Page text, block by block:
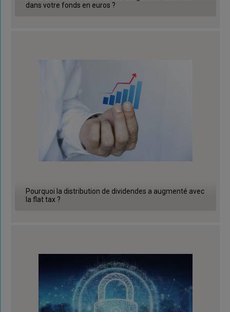
dans votre fonds en euros ?
Pourquoi la distribution de dividendes a augmenté avec
la flat tax ?